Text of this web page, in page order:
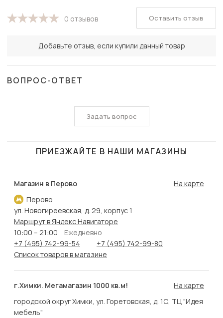
0 отзывов
Добавьте отзыв, если купили данный товар
Оставить отзыв
ВОПРОС-ОТВЕТ
Задать вопрос
ПРИЕЗЖАЙТЕ В НАШИ МАГАЗИНЫ
Магазин в Перово
Перово
На карте
ул. Новогиреевская, д. 29, корпус 1
Маршрут в Яндекс Навигаторе
10:00 – 21:00
Ежедневно
+7 (495) 742-99-54
+7 (495) 742-99-80
Список товаров в магазине
г.Химки. Мегамагазин 1000 кв.м!
На карте
городской округ Химки, ул. Горетовская, д. 1С, ТЦ "Идея
мебель"